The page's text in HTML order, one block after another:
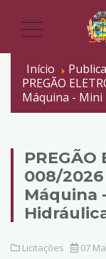
Início
PREGÃO
Máquina - Mini
PREGÃO
008/2026
Máquina
Licitações 07